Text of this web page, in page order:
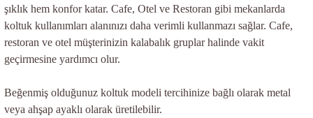
şıklık hem konfor katar. Cafe, Otel ve Restoran gibi mekanlarda
koltuk kullanımları alanınızı daha verimli kullanmazı sağlar. Cafe,
restoran ve otel müşterinizin kalabalık gruplar halinde vakit
geçirmesine yardımcı olur.
Beğenmiş olduğunuz koltuk modeli tercihinize bağlı olarak metal
veya ahşap ayaklı olarak üretilebilir.